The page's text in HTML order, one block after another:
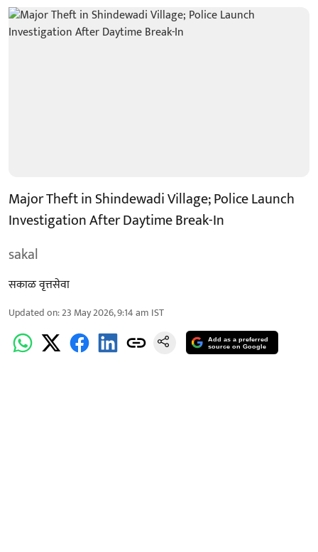
Major Theft in Shindewadi Village; Police Launch
Investigation After Daytime Break-In
sakal
सकाळ वृत्तसेवा
Updated on:23 May 2026, 9:14 am IST
Add as a preferred
source on Google